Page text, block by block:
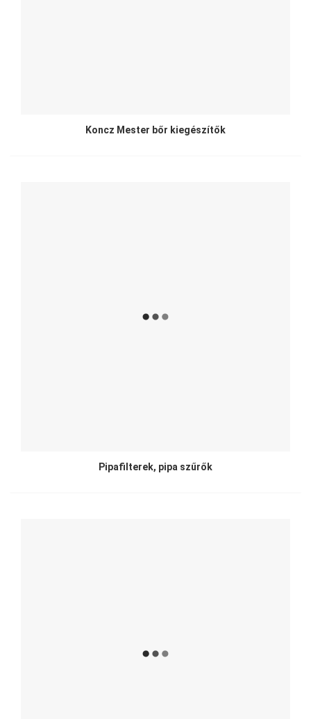
Koncz Mester bőr kiegészítők
Pipafilterek, pipa szűrők